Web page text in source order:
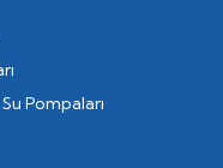
Pompaları